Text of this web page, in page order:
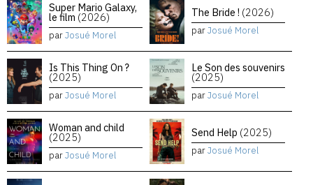
Super Mario Galaxy,
le film (2026)
parJosué Morel
The Bride ! (2026)
parJosué Morel
Is This Thing On ?
(2025)
parJosué Morel
Le Son des souvenirs
(2025)
parJosué Morel
Woman and child
(2025)
parJosué Morel
Send Help (2025)
parJosué Morel